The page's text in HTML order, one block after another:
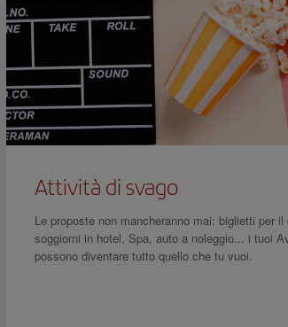
Attività di svago
Le proposte non mancheranno mai: biglietti per il
soggiorni in hotel, Spa, auto a noleggio... i tuoi
possono diventare tutto quello che tu vuoi.